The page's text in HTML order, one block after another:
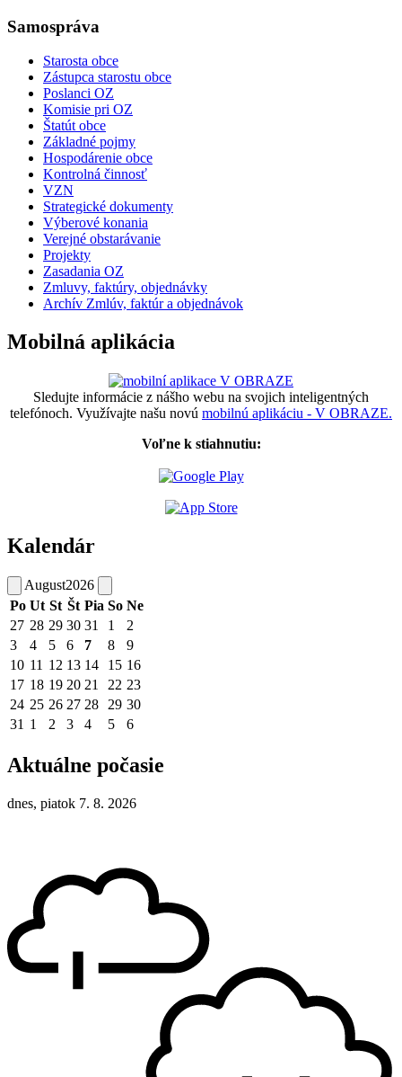
Samospráva
Starosta obce
Zástupca starostu obce
Poslanci OZ
Komisie pri OZ
Štatút obce
Základné pojmy
Hospodárenie obce
Kontrolná činnosť
VZN
Strategické dokumenty
Výberové konania
Verejné obstarávanie
Projekty
Zasadania OZ
Zmluvy, faktúry, objednávky
Archív Zmlúv, faktúr a objednávok
Mobilná aplikácia
Sledujte informácie z nášho webu na svojich inteligentných
telefónoch. Využívajte našu novú mobilnú aplikáciu - V OBRAZE.
Voľne k stiahnutiu:
Kalendár
August2026
Po Ut St Št Pia So Ne
27 28 29 30 31 1
2
3
4 5 6 7 8
9
10 11 12 13 14 15 16
17 18 19 20 21 22 23
24 25 26 27 28 29 30
31 1 2 3 4 5 6
Aktuálne počasie
dnes, piatok 7. 8. 2026